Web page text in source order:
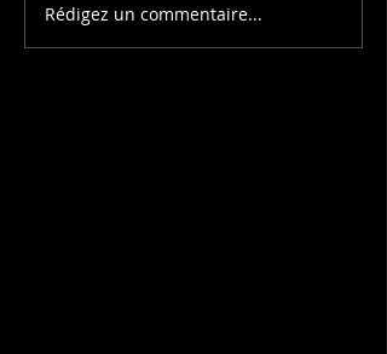
Rédigez un commentaire...